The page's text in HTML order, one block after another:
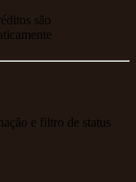
são
e filtro de status